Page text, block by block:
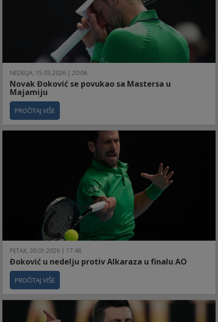
NEDELJA, 15.03.2026 | 20:06
Novak Đoković se povukao sa Mastersa u
Majamiju
PROČITAJ VIŠE
PETAK, 30.01.2026 | 17:48
Đoković u nedelju protiv Alkaraza u finalu AO
PROČITAJ VIŠE